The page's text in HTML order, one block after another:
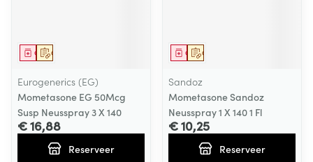
Op voorschrift
Geneesmiddel
Eurogenerics (EG)
Mometasone EG 50Mcg
Susp Neusspray 3 X 140
€ 16,88
Reserveer
Op voorschrift
Geneesmiddel
Sandoz
Mometasone Sandoz
Neusspray 1 X 140 1 Fl
€ 10,25
Reserveer